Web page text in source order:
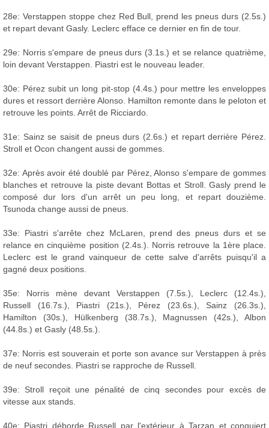
28e: Verstappen stoppe chez Red Bull, prend les pneus durs (2.5s.)
et repart devant Gasly. Leclerc efface ce dernier en fin de tour.
29e: Norris s'empare de pneus durs (3.1s.) et se relance quatrième,
loin devant Verstappen. Piastri est le nouveau leader.
30e: Pérez subit un long pit-stop (4.4s.) pour mettre les enveloppes
dures et ressort derrière Alonso. Hamilton remonte dans le peloton et
retrouve les points. Arrêt de Ricciardo.
31e: Sainz se saisit de pneus durs (2.6s.) et repart derrière Pérez.
Stroll et Ocon changent aussi de gommes.
32e: Après avoir été doublé par Pérez, Alonso s'empare de gommes
blanches et retrouve la piste devant Bottas et Stroll. Gasly prend le
composé dur lors d'un arrêt un peu long, et repart douzième.
Tsunoda change aussi de pneus.
33e: Piastri s'arrête chez McLaren, prend des pneus durs et se
relance en cinquième position (2.4s.). Norris retrouve la 1ère place.
Leclerc est le grand vainqueur de cette salve d'arrêts puisqu'il a
gagné deux positions.
35e: Norris mène devant Verstappen (7.5s.), Leclerc (12.4s.),
Russell (16.7s.), Piastri (21s.), Pérez (23.6s.), Sainz (26.3s.),
Hamilton (30s.), Hülkenberg (38.7s.), Magnussen (42s.), Albon
(44.8s.) et Gasly (48.5s.).
37e: Norris est souverain et porte son avance sur Verstappen à près
de neuf secondes. Piastri se rapproche de Russell.
39e: Stroll reçoit une pénalité de cinq secondes pour excès de
vitesse aux stands.
40e: Piastri déborde Russell par l'extérieur à Tarzan et conquiert